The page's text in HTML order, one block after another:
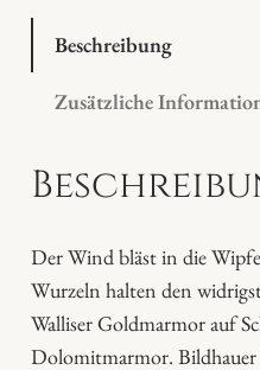
a
e
Beschreibung
Zusätzliche
Der Wind bläst in die
Wurzeln halten den
Walliser Goldmarmor auf
Dolomitmarmor. Bildhauer